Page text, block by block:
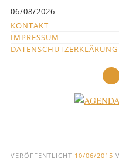
springen
06/08/2026
KONTAKT
IMPRESSUM
DATENSCHUTZERKLÄRUNG
und
VERÖFFENTLICHT 10/06/2015